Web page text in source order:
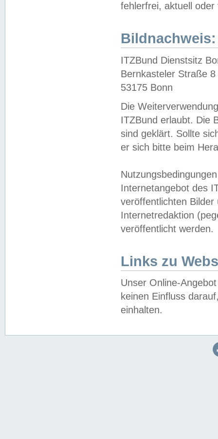
fehlerfrei, aktuell oder
Bildnachweis:
ITZBund Dienstsitz
Bernkasteler Straße 8
53175 Bonn
Die
ITZBund erlaubt. Die
sind geklärt. Sollte
er sich bitte beim
Internetangebot des
veröffentlichten
Internetredaktion
veröffentlicht werden.
Links zu
Unser Online-
keinen Einfluss
einhalten.